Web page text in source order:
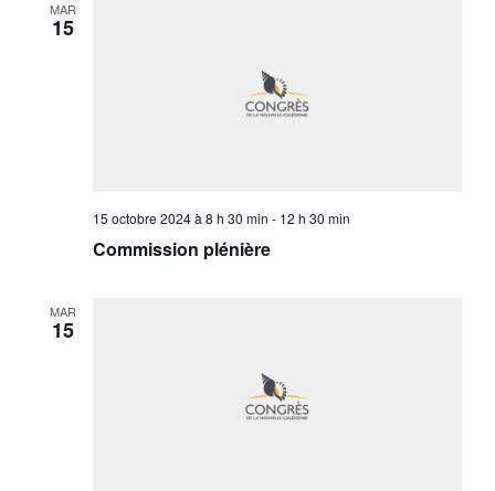
MAR
15
Commission plénière
15 octobre 2024 à 8 h 30 min - 12 h 30 min
MAR
15